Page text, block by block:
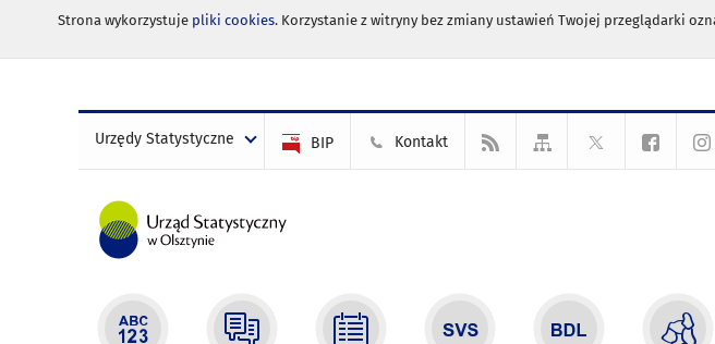
Strona wykorzystuje pliki cookies. Korzystanie z witryny bez zmiany ustawień Twojej przeglądarki
Urzędy Statystyczne BIP Kontakt